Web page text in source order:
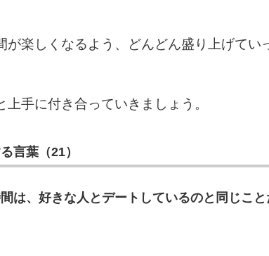
が楽しくなるよう、どんどん盛り上げてい
手に付き合っていきましょう。
言葉（21）
は、好きな人とデートしているのと同じこと